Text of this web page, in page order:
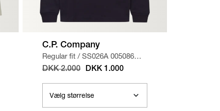
C.P. Company
Regular fit / SS026A 005086W
SWEATSHIRT / NAVY
DKK 2.000 DKK 1.000